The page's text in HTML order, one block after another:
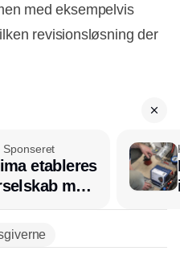
med eksempelvis
revisionsløsning der
Sponseret
etableres
med